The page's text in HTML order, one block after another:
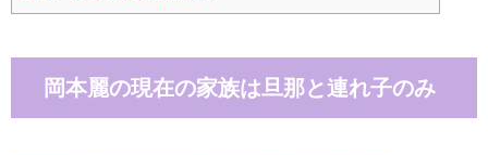
岡本麗の現在の家族は旦那と連れ子のみ